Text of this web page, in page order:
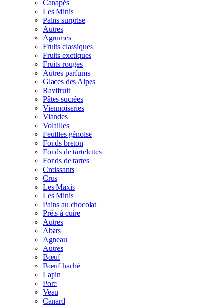
Canapés
Les Minis
Pains surprise
Autres
Agrumes
Fruits classiques
Fruits exotiques
Fruits rouges
Autres parfums
Glaces des Alpes
Ravifruit
Pâtes sucrées
Viennoiseries
Viandes
Volailles
Feuilles génoise
Fonds breton
Fonds de tartelettes
Fonds de tartes
Croissants
Crus
Les Maxis
Les Minis
Pains au chocolat
Prêts à cuire
Autres
Abats
Agneau
Autres
Bœuf
Bœuf haché
Lapin
Porc
Veau
Canard